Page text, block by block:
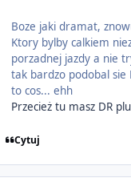
Boze jaki dramat,
Ktory bylby calkiem
porzadnej jazdy a nie
tak bardzo podobal sie
to cos... ehh
Przecież tu masz DR
Cytuj